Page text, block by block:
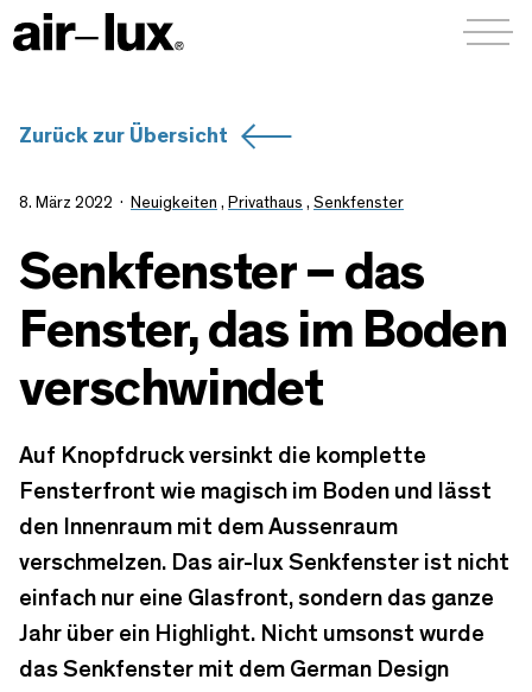
Menü
Zurück zur Übersicht
8. März 2022 Neuigkeiten , Privathaus , Senkfenster
Senkfenster – das
Fenster, das im Boden
verschwindet
Auf Knopfdruck versinkt die komplette
Fensterfront wie magisch im Boden und lässt
den Innenraum mit dem Aussenraum
verschmelzen. Das air-lux Senkfenster ist nicht
einfach nur eine Glasfront, sondern das ganze
Jahr über ein Highlight. Nicht umsonst wurde
das Senkfenster mit dem German Design